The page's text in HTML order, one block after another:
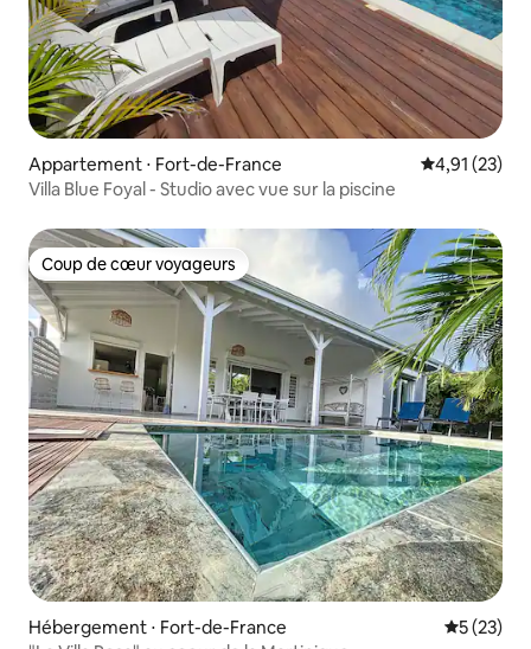
Appartement ⋅ Fort-de-France Évaluation
4,91 (23)
Villa Blue Foyal - Studio avec vue sur la piscine
Coup de cœur voyageurs
Coup de cœur voyageurs
Hébergement ⋅ Fort-de-France
5 (23)